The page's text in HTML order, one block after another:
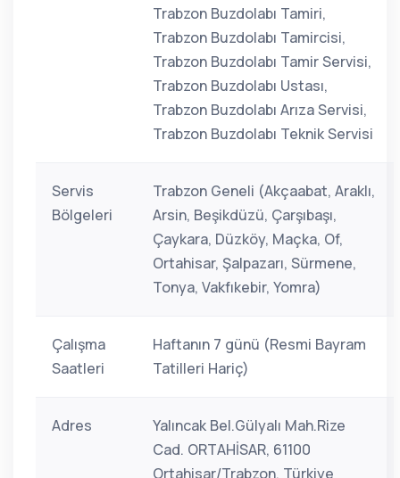
Trabzon Buzdolabı Tamiri,
Trabzon Buzdolabı Tamircisi,
Trabzon Buzdolabı Tamir Servisi,
Trabzon Buzdolabı Ustası,
Trabzon Buzdolabı Arıza Servisi,
Trabzon Buzdolabı Teknik Servisi
Servis
Bölgeleri
Trabzon Geneli (Akçaabat, Araklı,
Arsin, Beşikdüzü, Çarşıbaşı,
Çaykara, Düzköy, Maçka, Of,
Ortahisar, Şalpazarı, Sürmene,
Tonya, Vakfıkebir, Yomra)
Çalışma
Saatleri
Haftanın 7 günü (Resmi Bayram
Tatilleri Hariç)
Adres
Yalıncak Bel.Gülyalı Mah.Rize
Cad. ORTAHİSAR, 61100
Ortahisar/Trabzon, Türkiye